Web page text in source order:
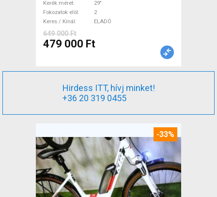
használt ELADÓ
Kerék méret
29"
Fokozatok elöl
2
Keres / Kínál
ELADÓ
649 000 Ft
479 000 Ft
Hirdess ITT, hívj minket!
+36 20 319 0455
-33%